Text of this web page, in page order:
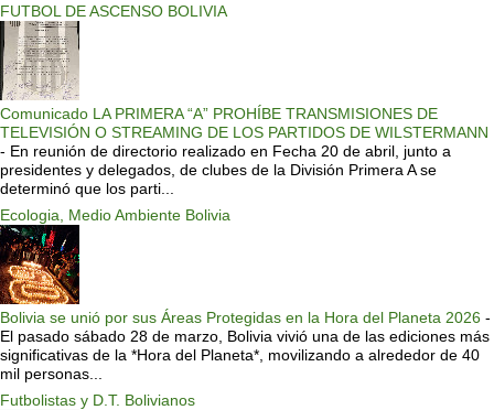
FUTBOL DE ASCENSO BOLIVIA
Comunicado LA PRIMERA “A” PROHÍBE TRANSMISIONES DE
TELEVISIÓN O STREAMING DE LOS PARTIDOS DE WILSTERMANN
- En reunión de directorio realizado en Fecha 20 de abril, junto a
presidentes y delegados, de clubes de la División Primera A se
determinó que los parti...
Ecologia, Medio Ambiente Bolivia
Bolivia se unió por sus Áreas Protegidas en la Hora del Planeta 2026 -
El pasado sábado 28 de marzo, Bolivia vivió una de las ediciones más
significativas de la *Hora del Planeta*, movilizando a alrededor de 40
mil personas...
Futbolistas y D.T. Bolivianos